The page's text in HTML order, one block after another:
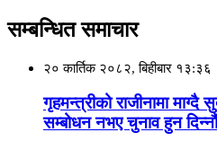
सम्बन्धित समाचार
२० कार्तिक २०८२, बिहीबार १३:३६
गृहमन्त्रीको राजीनामा
सम्बोधन नभए चुनाव हुन दिन्नौँ